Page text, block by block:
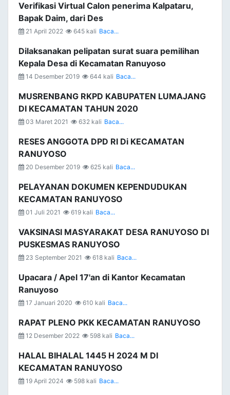
Verifikasi Virtual Calon penerima Kalpataru,
Bapak Daim, dari Des
21 April 2022 645 kali Baca...
Dilaksanakan pelipatan surat suara pemilihan
Kepala Desa di Kecamatan Ranuyoso
14 Desember 2019 644 kali Baca...
MUSRENBANG RKPD KABUPATEN LUMAJANG
DI KECAMATAN TAHUN 2020
03 Maret 2021 632 kali Baca...
RESES ANGGOTA DPD RI Di KECAMATAN
RANUYOSO
20 Desember 2019 625 kali Baca...
PELAYANAN DOKUMEN KEPENDUDUKAN
KECAMATAN RANUYOSO
01 Juli 2021 619 kali Baca...
VAKSINASI MASYARAKAT DESA RANUYOSO DI
PUSKESMAS RANUYOSO
23 September 2021 618 kali Baca...
Upacara / Apel 17'an di Kantor Kecamatan
Ranuyoso
17 Januari 2020 610 kali Baca...
RAPAT PLENO PKK KECAMATAN RANUYOSO
12 Desember 2022 598 kali Baca...
HALAL BIHALAL 1445 H 2024 M DI
KECAMATAN RANUYOSO
19 April 2024 598 kali Baca...